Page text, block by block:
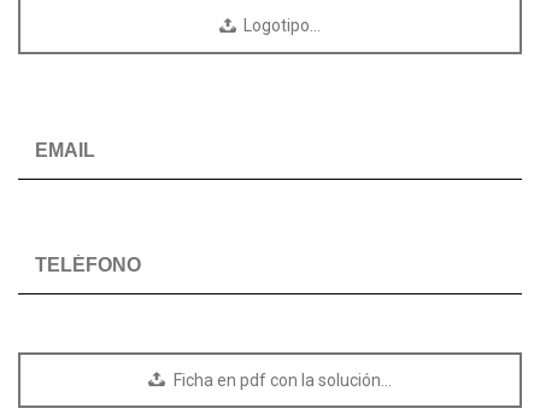
Logotipo…
Ficha en pdf con la solución…